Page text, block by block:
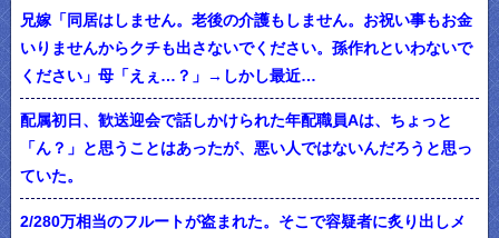
兄嫁「同居はしません。老後の介護もしません。お祝い事もお金
いりませんからクチも出さないでください。孫作れといわないで
ください」母「えぇ…？」→しかし最近…
配属初日、歓送迎会で話しかけられた年配職員Aは、ちょっと
「ん？」と思うことはあったが、悪い人ではないんだろうと思っ
ていた。
2/280万相当のフルートが盗まれた。そこで容疑者に炙り出しメ